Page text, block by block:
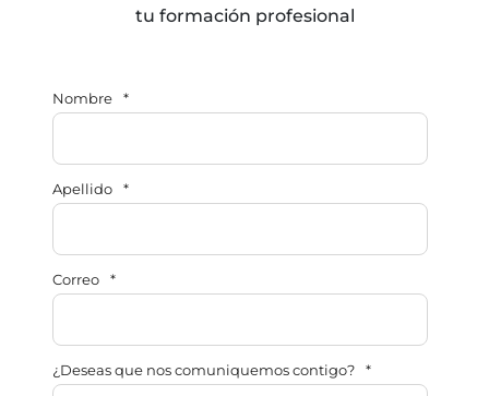
tu formación profesional
Nombre *
Apellido *
Correo *
¿Deseas que nos comuniquemos contigo? *